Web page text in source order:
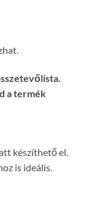
a termék
készíthető el.
is ideális.